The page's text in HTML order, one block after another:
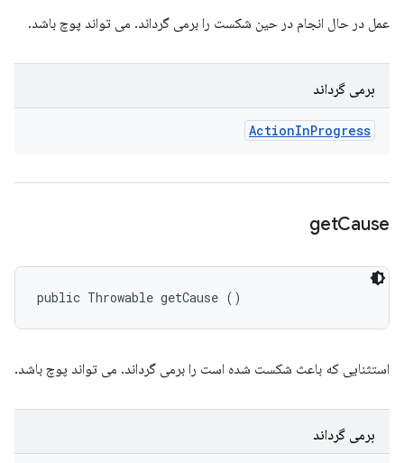
عمل در حال انجام در حین شکست را برمی گرداند. می تواند پوچ باشد.
برمی گرداند
ActionInProgress
getCause
public Throwable getCause ()
استثنایی که باعث شکست شده است را برمی گرداند. می تواند پوچ باشد.
برمی گرداند